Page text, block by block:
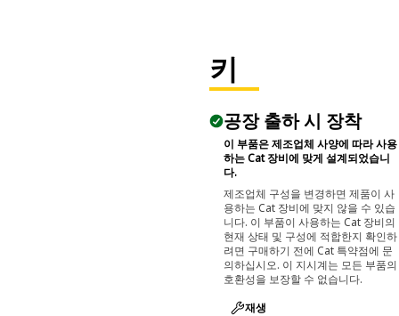
키
공장 출하 시 장착
이 부품은 제조업체 사양에 따라 사용
하는 Cat 장비에 맞게 설계되었습니
다.
제조업체 구성을 변경하면 제품이 사
용하는 Cat 장비에 맞지 않을 수 있습
니다. 이 부품이 사용하는 Cat 장비의
현재 상태 및 구성에 적합한지 확인하
려면 구매하기 전에 Cat 특약점에 문
의하십시오. 이 지시계는 모든 부품의
호환성을 보장할 수 없습니다.
재생